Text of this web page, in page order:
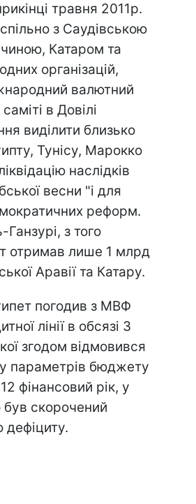
травня 2011р.
з Саудівською
Катаром та
організацій,
валютний
в Довілі
виділити близько
Тунісу, Марокко
наслідків
весни "і для
реформ.
з того
отримав лише 1 млрд
Аравії та Катару.
погодив з МВФ
лінії в обсязі 3
згодом відмовився
параметрів бюджету
фінансовий рік, у
був скорочений
дефіциту.